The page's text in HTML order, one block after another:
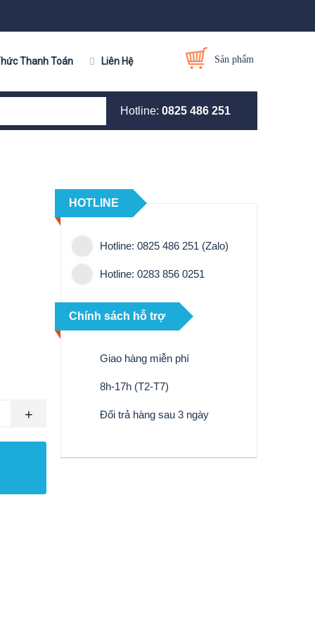
Thanh Toán Liên Hệ Sản phẩm
Hotline: 0825 486 251
+
HOTLINE
Hotline: 0825 486 251 (Zalo)
Hotline: 0283 856 0251
Chính sách hỗ trợ
Giao hàng miễn phí
8h-17h (T2-T7)
Đổi trả hàng sau 3 ngày